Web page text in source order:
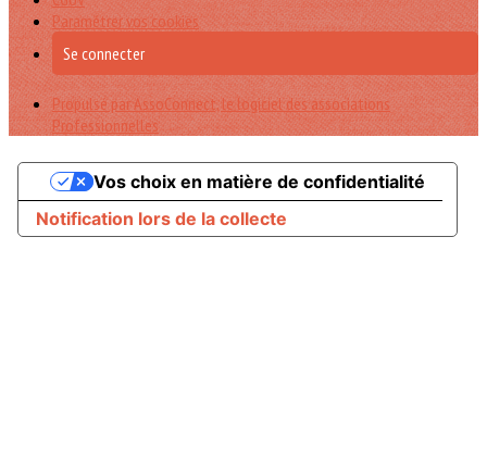
Paramétrer vos cookies
Se connecter
Propulsé par AssoConnect, le logiciel des associations
Professionnelles
Notification lors de la collecte
Vos choix en matière de confidentialité